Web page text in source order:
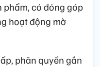
phẩm, có đóng góp
hoạt động mờ
phân quyền gắn